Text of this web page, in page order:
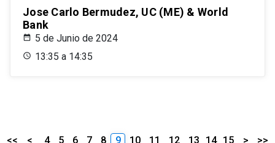
Jose Carlo Bermudez, UC (ME) & World
Bank
5 de Junio de 2024
13:35 a 14:35
<< < 4 5 6 7 8 9 10 11 12 13 14 15 > >>